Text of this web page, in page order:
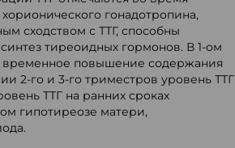
гонадотропина,
сходством с ТТГ, способны
тиреоидных гормонов. В 1-ом
временное повышение содержания
2-го и 3-го триместров уровень ТТГ
ТТГ на ранних сроках
гипотиреозе матери,